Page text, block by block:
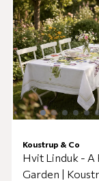
Koustrup & Co
Hvit Linduk - A
Garden |